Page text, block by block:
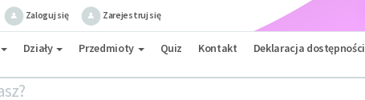
Zaloguj się Zarejestruj się
Działy Przedmioty Quiz Kontakt Deklaracja dostępności